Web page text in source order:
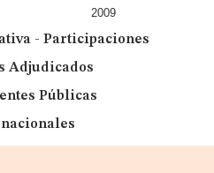
2009
- Participaciones
Adjudicados
Públicas